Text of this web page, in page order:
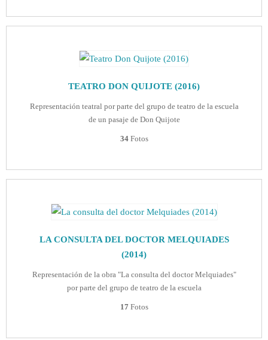
TEATRO DON QUIJOTE (2016)
Representación teatral por parte del grupo de teatro de la escuela
de un pasaje de Don Quijote
34Fotos
LA CONSULTA DEL DOCTOR MELQUIADES
(2014)
Representación de la obra "La consulta del doctor Melquiades"
por parte del grupo de teatro de la escuela
17 Fotos